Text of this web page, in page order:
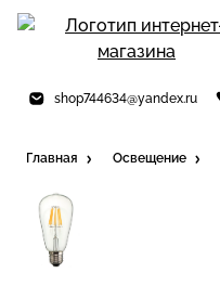
shop744634@yandex.ru
Главная Освещение